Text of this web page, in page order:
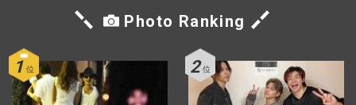
Photo Ranking